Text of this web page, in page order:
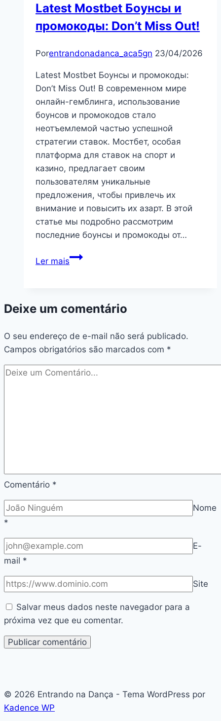
المختلفة
Latest Mostbet Боунсы и
промокоды: Don’t Miss Out!
Porentrandonadanca_aca5gn 23/04/2026
Latest Mostbet Боунсы и промокоды:
Don’t Miss Out! В современном мире
онлайн-гемблинга, использование
боунсов и промокодов стало
неотъемлемой частью успешной
стратегии ставок. Мостбет, особая
платформа для ставок на спорт и
казино, предлагает своим
пользователям уникальные
предложения, чтобы привлечь их
внимание и повысить их азарт. В этой
статье мы подробно рассмотрим
последние боунсы и промокоды от…
Ler maisLatest
промокоды:
Miss
Out!
Deixe um comentário
O seu endereço de e-mail não será publicado.
Campos obrigatórios são marcados com *
Comentário *
Nome
*
E-
mail *
Site
Salvar meus dados neste navegador para a
próxima vez que eu comentar.
© 2026 Entrando na Dança - Tema WordPress por
Kadence WP